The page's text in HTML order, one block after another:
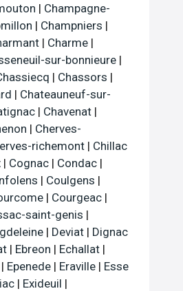
| Champagne-
| Champniers |
| Charme |
sur-bonnieure |
| Chassors |
| Chateauneuf-sur-
| Chavenat |
| Cherves-
richemont | Chillac
| Cognac | Condac |
| Coulgens |
| Courgeac |
saint-genis |
| Deviat | Dignac
| Ebreon | Echallat |
| Epenede | Eraville | Esse
| Exideuil |